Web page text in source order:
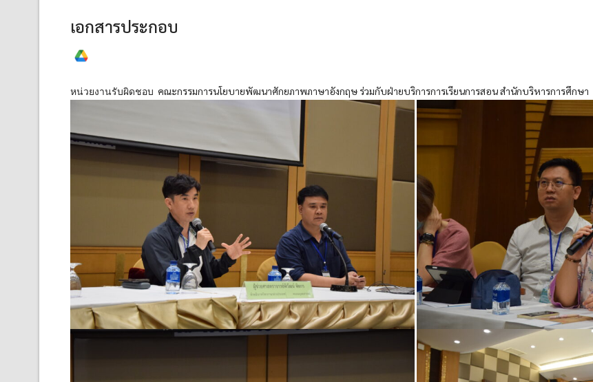
เอกสารประกอบ
หน่วยงานรับผิดชอบ คณะกรรมการนโยบายพัฒนาศักยภาพภาษาอังกฤษ ร่วมกับฝ่ายบริการการเรียนการสอน สํานักบริหารการศึกษา